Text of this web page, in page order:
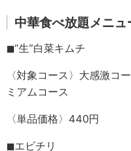
中華食べ放題メニュ
◼︎“生”白菜キムチ
〈対象コース〉大感激コ
ミアムコース
〈単品価格〉440円
◼︎エビチリ